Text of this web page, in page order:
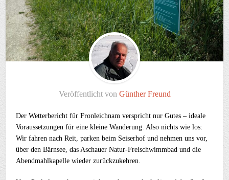
Veröffentlicht von Günther Freund
Der Wetterbericht für Fronleichnam verspricht nur Gutes – ideale
Voraussetzungen für eine kleine Wanderung. Also nichts wie los:
Wir fahren nach Reit, parken beim Seiserhof und nehmen uns vor,
über den Bärnsee, das Aschauer Natur-Freischwimmbad und die
Abendmahlkapelle wieder zurückzukehren.